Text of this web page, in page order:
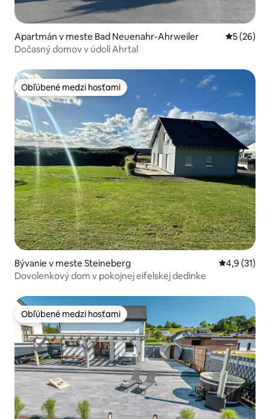
Apartmán v meste Bad Neuenahr-Ahrweiler
5 (26)
Dočasný domov v údolí Ahrtal
Obľúbené medzi hosťami
Obľúbené medzi hosťami
Bývanie v meste Steineberg Priemerné
4,9 (31)
Dovolenkový dom v pokojnej eifelskej dedinke
Obľúbené medzi hosťami
Obľúbené medzi hosťami